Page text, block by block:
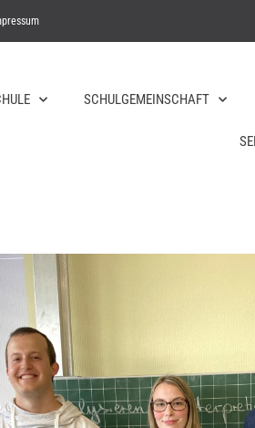
SCHULGEMEINSCHAFT